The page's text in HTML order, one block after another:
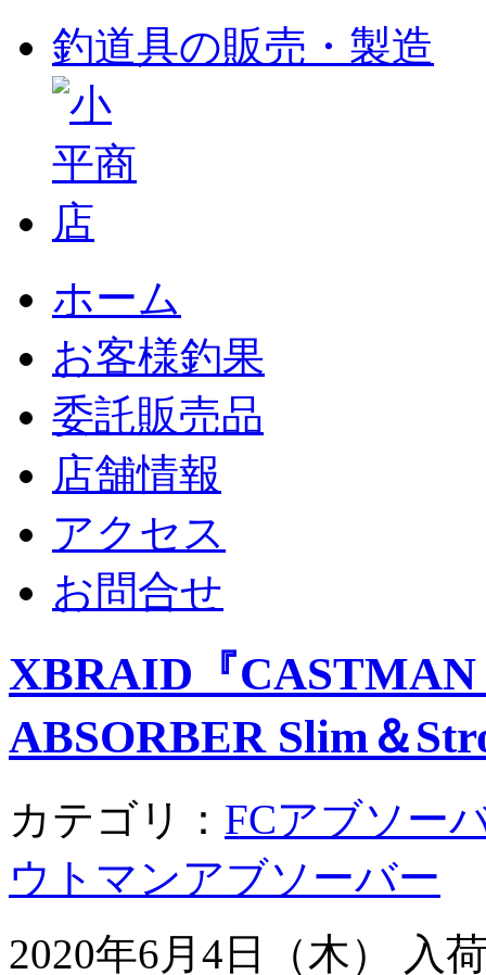
釣道具の販売・製造
ホーム
お客様釣果
委託販売品
店舗情報
アクセス
お問合せ
XBRAID『CASTMAN
ABSORBER Slim＆
カテゴリ： FCアブソー
ウトマンアブソーバー
2020年6月4日（木） 入